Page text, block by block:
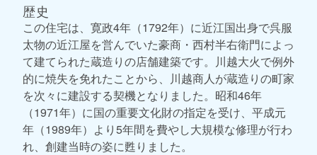
歴史
この住宅は、寛政4年（1792年）に近江国出身で呉服
太物の近江屋を営んでいた豪商・西村半右衛門によっ
て建てられた蔵造りの店舗建築です。川越大火で例外
的に焼失を免れたことから、川越商人が蔵造りの町家
を次々に建設する契機となりました。昭和46年
（1971年）に国の重要文化財の指定を受け、平成元
年（1989年）より5年間を費やし大規模な修理が行わ
れ、創建当時の姿に甦りました。